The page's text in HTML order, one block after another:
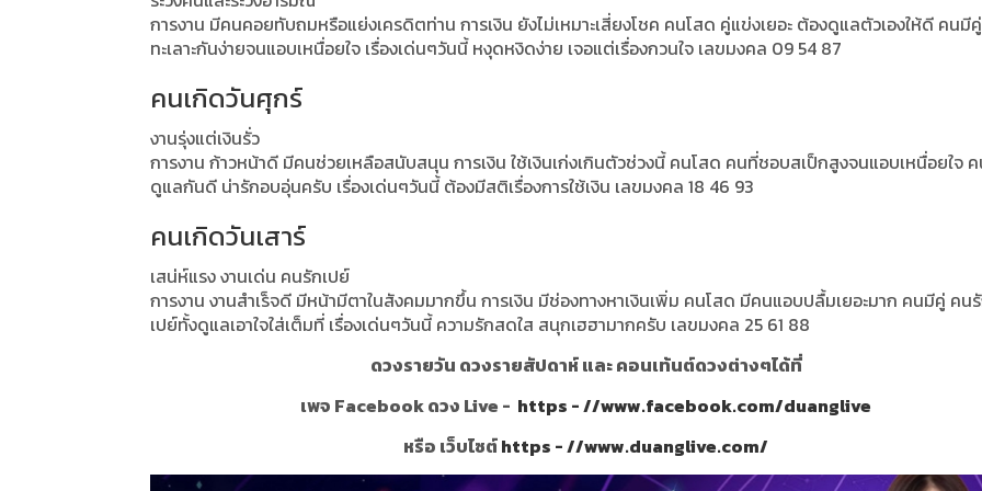
การงาน มีคนคอยทับถมหรือแย่งเครดิตท่าน การเงิน ยังไม่เหมาะเสี่ยงโชค คนโสด คู่แข่งเยอะ ต้องดูแลตัวเองให้ดี คนมีคู่
ทะเลาะกันง่ายจนแอบเหนื่อยใจ เรื่องเด่นๆวันนี้ หงุดหงิดง่าย เจอแต่เรื่องกวนใจ เลขมงคล 09 54 87
คนเกิดวันศุกร์
งานรุ่งแต่เงินรั่ว
การงาน ก้าวหน้าดี มีคนช่วยเหลือสนับสนุน การเงิน ใช้เงินเก่งเกินตัวช่วงนี้ คนโสด คนที่ชอบสเป็กสูงจนแอบเหนื่อยใจ
ดูแลกันดี น่ารักอบอุ่นครับ เรื่องเด่นๆวันนี้ ต้องมีสติเรื่องการใช้เงิน เลขมงคล 18 46 93
คนเกิดวันเสาร์
เสน่ห์แรง งานเด่น คนรักเปย์
การงาน งานสำเร็จดี มีหน้ามีตาในสังคมมากขึ้น การเงิน มีช่องทางหาเงินเพิ่ม คนโสด มีคนแอบปลื้มเยอะมาก คนมีคู่ คน
เปย์ทั้งดูแลเอาใจใส่เต็มที่ เรื่องเด่นๆวันนี้ ความรักสดใส สนุกเฮฮามากครับ เลขมงคล 25 61 88
ดวงรายวัน ดวงรายสัปดาห์ และ คอนเท้นต์ดวงต่างๆได้ที่
เพจ Facebook ดวง Live - https - //www.facebook.com/duanglive
หรือ เว็บไซต์https - //www.duanglive.com/